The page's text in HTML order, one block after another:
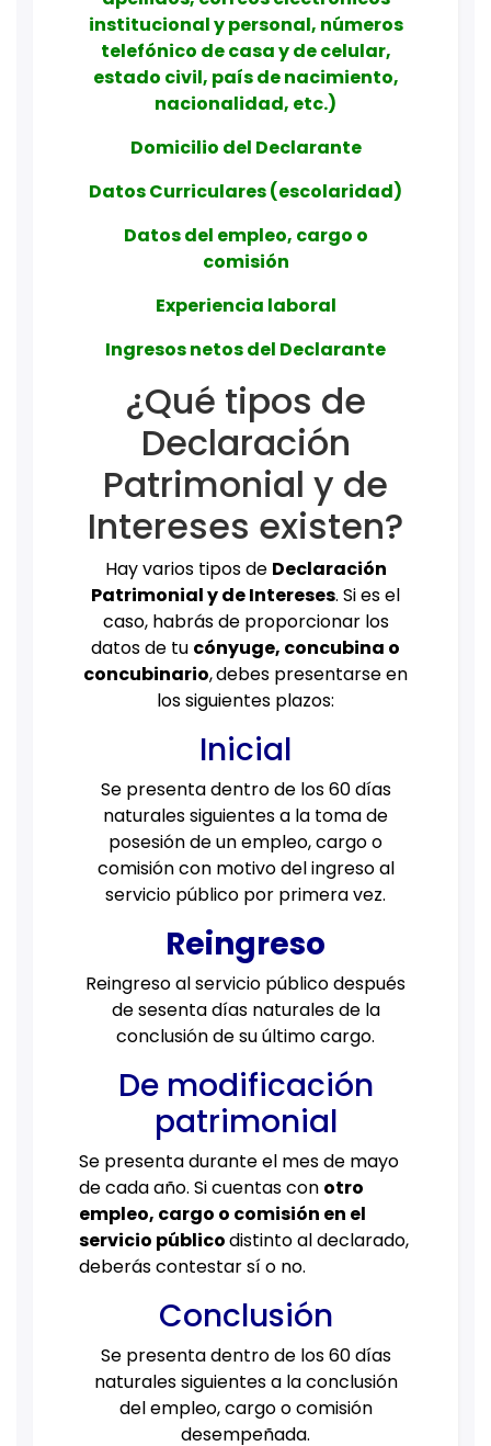
institucional y personal, números
telefónico de casa y de celular,
estado civil, país de nacimiento,
nacionalidad, etc.)
Domicilio del Declarante
Datos Curriculares (escolaridad)
Datos del empleo, cargo o
comisión
Experiencia laboral
Ingresos netos del Declarante
¿Qué tipos de
Declaración
Patrimonial y de
Intereses existen?
Hay varios tipos de Declaración
Patrimonial y de Intereses. Si es el
caso, habrás de proporcionar los
datos de tu cónyuge, concubina o
concubinario,debes presentarse en
los siguientes plazos:
Inicial
Se presenta dentro de los 60 días
naturales siguientes a la toma de
posesión de un empleo, cargo o
comisión con motivo del ingreso al
servicio público por primera vez.
Reingreso
Reingreso al servicio público después
de sesenta días naturales de la
conclusión de su último cargo.
De modificación
patrimonial
Se presenta durante el mes de mayo
de cada año. Si cuentas con otro
empleo, cargo o comisión en el
servicio públicodistinto al declarado,
deberás contestar sí o no.
Conclusión
Se presenta dentro de los 60 días
naturales siguientes a la conclusión
del empleo, cargo o comisión
desempeñada.